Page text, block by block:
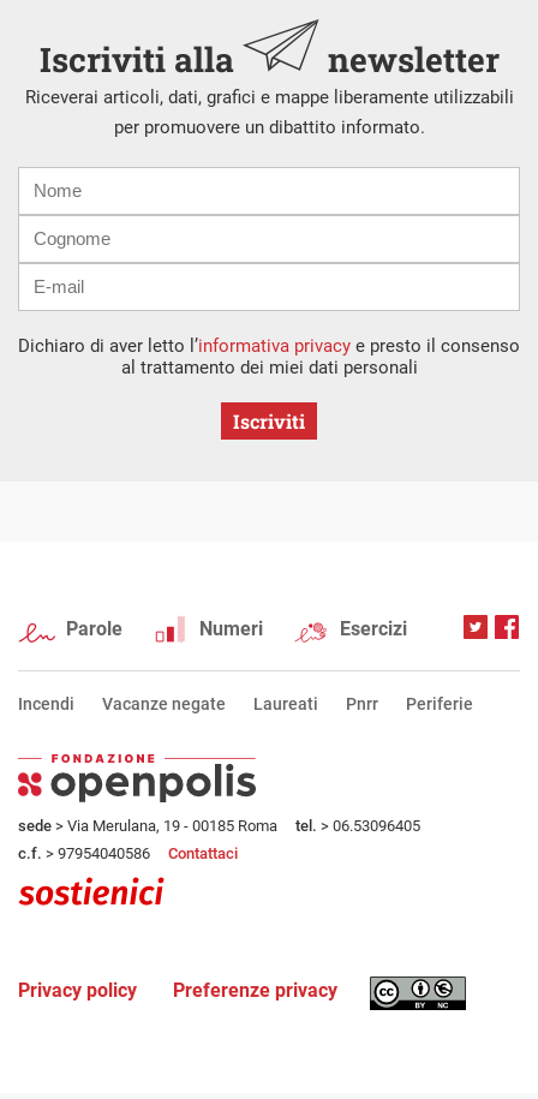
Iscriviti alla newsletter
Riceverai articoli, dati, grafici e mappe liberamente utilizzabili
per promuovere un dibattito informato.
mail
Dichiaro di aver letto l’informativa privacy e presto il consenso
al trattamento dei miei dati personali
Iscriviti
Parole Numeri Esercizi
Incendi Vacanze negate Laureati Pnrr Periferie
sede > Via Merulana, 19 - 00185 Roma tel. > 06.53096405
c.f. > 97954040586 Contattaci
Privacy policy Preferenze privacy